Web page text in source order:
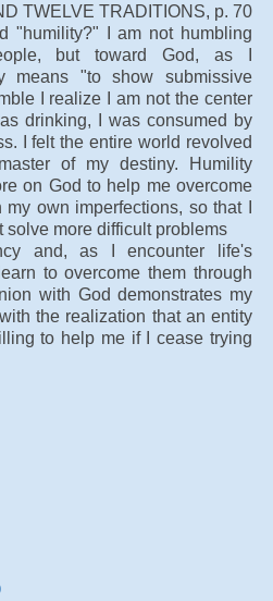
TWELVE TRADITIONS, p. 70
"humility?" I am not humbling
but toward God, as I
means "to show submissive
I realize I am not the center
drinking, I was consumed by
I felt the entire world revolved
of my destiny. Humility
on God to help me overcome
own imperfections, so that I
solve more difficult problems
and, as I encounter life's
to overcome them through
with God demonstrates my
the realization that an entity
to help me if I cease trying